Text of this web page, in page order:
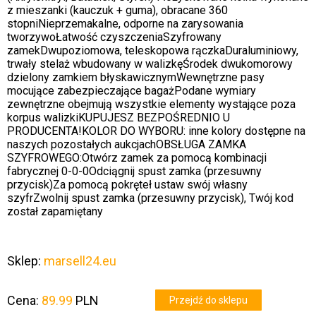
z mieszanki (kauczuk + guma), obracane 360
stopniNieprzemakalne, odporne na zarysowania
tworzywoŁatwość czyszczeniaSzyfrowany
zamekDwupoziomowa, teleskopowa rączkaDuraluminiowy,
trwały stelaż wbudowany w walizkęŚrodek dwukomorowy
dzielony zamkiem błyskawicznymWewnętrzne pasy
mocujące zabezpieczające bagażPodane wymiary
zewnętrzne obejmują wszystkie elementy wystające poza
korpus walizkiKUPUJESZ BEZPOŚREDNIO U
PRODUCENTA!KOLOR DO WYBORU: inne kolory dostępne na
naszych pozostałych aukcjachOBSŁUGA ZAMKA
SZYFROWEGO:Otwórz zamek za pomocą kombinacji
fabrycznej 0-0-0Odciągnij spust zamka (przesuwny
przycisk)Za pomocą pokręteł ustaw swój własny
szyfrZwolnij spust zamka (przesuwny przycisk), Twój kod
został zapamiętany
Sklep: marsell24.eu
Cena: 89.99 PLN Przejdź do sklepu